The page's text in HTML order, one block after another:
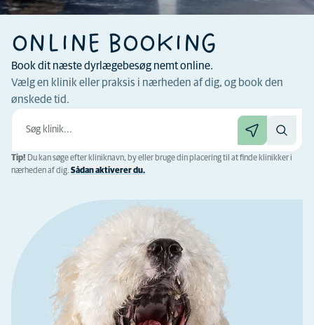
ONLINE BOOKING
Book dit næste dyrlægebesøg nemt online.
Vælg en klinik eller praksis i nærheden af ​​dig, og book den
ønskede tid.
Tip! Du kan søge efter kliniknavn, by eller bruge din placering til at finde klinikker i
nærheden af ​​dig. Sådan aktiverer du.